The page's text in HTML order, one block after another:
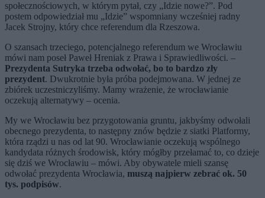
społecznościowych, w którym pytał, czy „Idzie nowe?”. Pod
postem odpowiedział mu „Idzie” wspomniany wcześniej radny
Jacek Strojny, który chce referendum dla Rzeszowa.
O szansach trzeciego, potencjalnego referendum we Wrocławiu
mówi nam poseł Paweł Hreniak z Prawa i Sprawiedliwości. –
Prezydenta Sutryka trzeba odwołać, bo to bardzo zły
prezydent. Dwukrotnie była próba podejmowana. W jednej ze
zbiórek uczestniczyliśmy. Mamy wrażenie, że wrocławianie
oczekują alternatywy – ocenia.
My we Wrocławiu bez przygotowania gruntu, jakbyśmy odwołali
obecnego prezydenta, to następny znów będzie z siatki Platformy,
która rządzi u nas od lat 90. Wrocławianie oczekują wspólnego
kandydata różnych środowisk, który mógłby przełamać to, co dzieje
się dziś we Wrocławiu – mówi. Aby obywatele mieli szansę
odwołać prezydenta Wrocławia, muszą najpierw zebrać ok. 50
tys. podpisów.